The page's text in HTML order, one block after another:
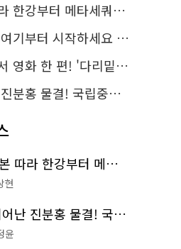
세쿼이아 숲길까지…서울둘레길 15코스
시작하세요 '서울에디션25'
편! '다리밑 영화관' 무료 상영
! 국립중앙박물관 배롱나무 명소
주황색 리본 따라 한강부터 메타세쿼이아 숲길까지…서울둘레길 15코스
현
폭염 속 피어난 진분홍 물결! 국립중앙박물관 배롱나무 명소
윤